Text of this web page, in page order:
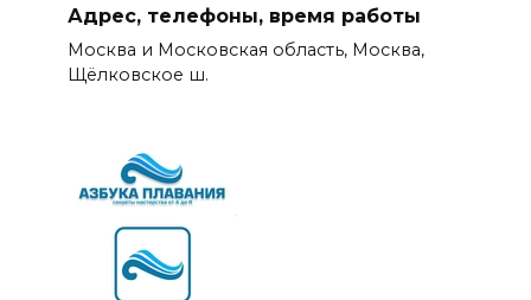
Адрес, телефоны, время работы
Москва и Московская область, Москва,
Щёлковское ш.